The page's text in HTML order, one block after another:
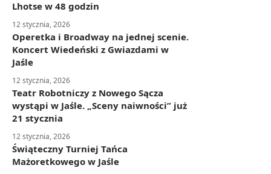
Lhotse w 48 godzin
12 stycznia, 2026
Operetka i Broadway na jednej scenie.
Koncert Wiedeński z Gwiazdami w
Jaśle
12 stycznia, 2026
Teatr Robotniczy z Nowego Sącza
wystąpi w Jaśle. „Sceny naiwności” już
21 stycznia
12 stycznia, 2026
Świąteczny Turniej Tańca
Mażoretkowego w Jaśle